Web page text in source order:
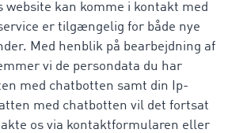
website kan komme i kontakt med
er tilgængelig for både nye
Med henblik på bearbejdning af
vi de persondata du har
med chatbotten samt din Ip-
med chatbotten vil det fortsat
os via kontaktformularen eller